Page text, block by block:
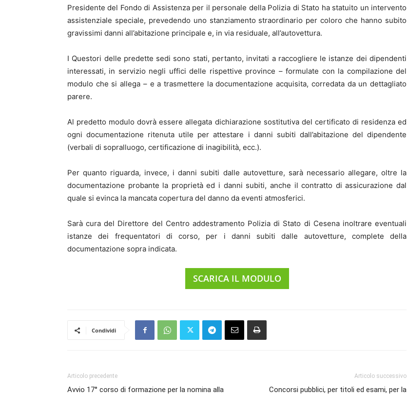
Presidente del Fondo di Assistenza per il personale della Polizia di Stato ha statuito un intervento
assistenziale speciale, prevedendo uno stanziamento straordinario per coloro che hanno subito
gravissimi danni all’abitazione principale e, in via residuale, all’autovettura.
I Questori delle predette sedi sono stati, pertanto, invitati a raccogliere le istanze dei dipendenti
interessati, in servizio negli uffici delle rispettive province – formulate con la compilazione del
modulo che si allega – e a trasmettere la documentazione acquisita, corredata da un dettagliato
parere.
Al predetto modulo dovrà essere allegata dichiarazione sostitutiva del certificato di residenza ed
ogni documentazione ritenuta utile per attestare i danni subiti dall’abitazione del dipendente
(verbali di sopralluogo, certificazione di inagibilità, ecc.).
Per quanto riguarda, invece, i danni subiti dalle autovetture, sarà necessario allegare, oltre la
documentazione probante la proprietà ed i danni subiti, anche il contratto di assicurazione dal
quale si evinca la mancata copertura del danno da eventi atmosferici.
Sarà cura del Direttore del Centro addestramento Polizia di Stato di Cesena inoltrare eventuali
istanze dei frequentatori di corso, per i danni subiti dalle autovetture, complete della
documentazione sopra indicata.
SCARICA IL MODULO
Condividi
Articolo precedente
Avvio 17° corso di formazione per la nomina alla
Articolo successivo
Concorsi pubblici, per titoli ed esami, per la